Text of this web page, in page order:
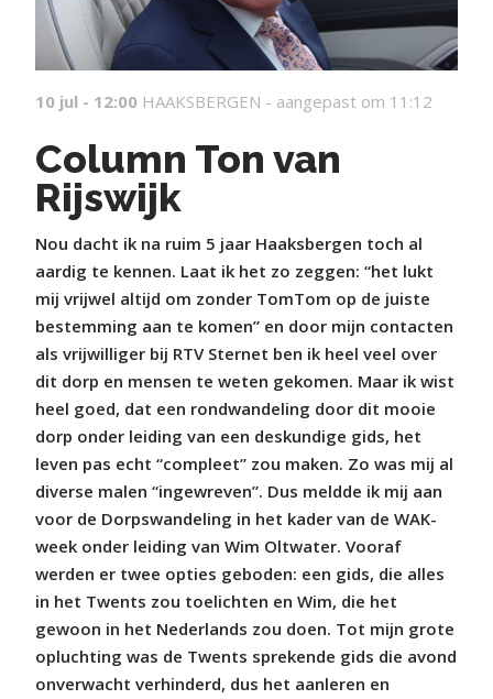
10 jul - 12:00 HAAKSBERGEN - aangepast om 11:12
Column Ton van
Rijswijk
Nou dacht ik na ruim 5 jaar Haaksbergen toch al
aardig te kennen. Laat ik het zo zeggen: “het lukt
mij vrijwel altijd om zonder TomTom op de juiste
bestemming aan te komen” en door mijn contacten
als vrijwilliger bij RTV Sternet ben ik heel veel over
dit dorp en mensen te weten gekomen. Maar ik wist
heel goed, dat een rondwandeling door dit mooie
dorp onder leiding van een deskundige gids, het
leven pas echt “compleet” zou maken. Zo was mij al
diverse malen “ingewreven”. Dus meldde ik mij aan
voor de Dorpswandeling in het kader van de WAK-
week onder leiding van Wim Oltwater. Vooraf
werden er twee opties geboden: een gids, die alles
in het Twents zou toelichten en Wim, die het
gewoon in het Nederlands zou doen. Tot mijn grote
opluchting was de Twents sprekende gids die avond
onverwacht verhinderd, dus het aanleren en